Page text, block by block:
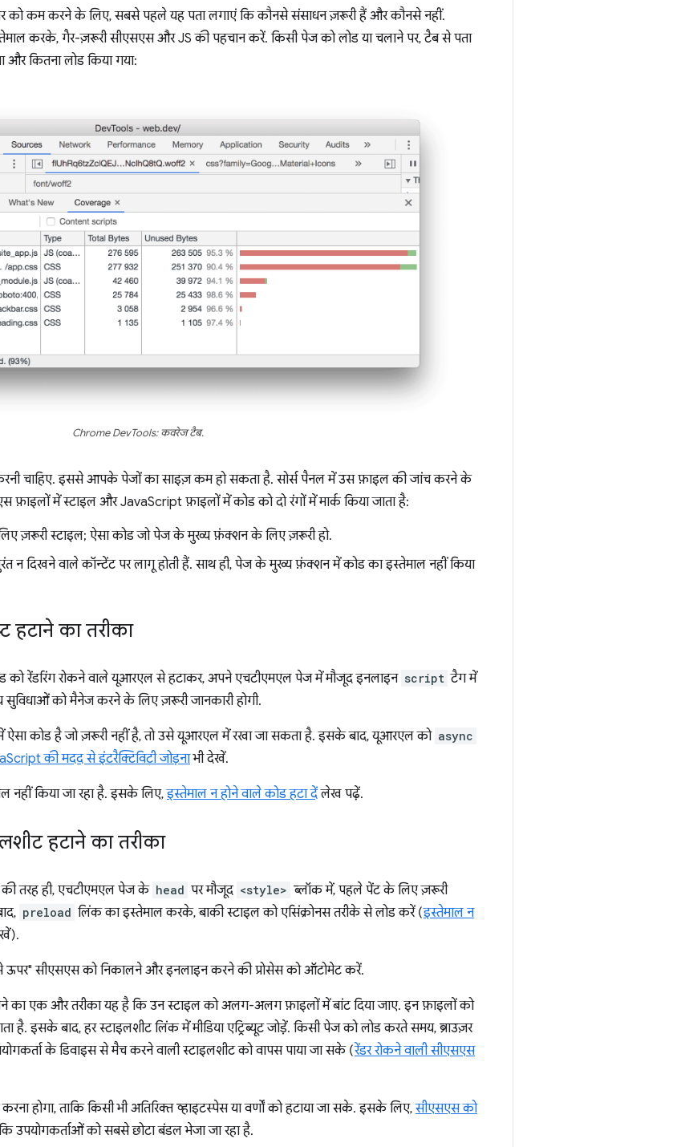
को कम करने के लिए, सबसे पहले यह पता लगाएं कि कौनसे संसाधन ज़रूरी हैं और कौनसे नहीं.
करके, गैर-ज़रूरी सीएसएस और JS की पहचान करें. किसी पेज को लोड या चलाने पर, टैब से पता
और कितना लोड किया गया:
Chrome DevTools: कवरेज टैब.
चाहिए. इससे आपके पेजों का साइज़ कम हो सकता है. सोर्स पैनल में उस फ़ाइल की जांच करने के
में स्टाइल और JavaScript फ़ाइलों में कोड को दो रंगों में मार्क किया जाता है:
ज़रूरी स्टाइल; ऐसा कोड जो पेज के मुख्य फ़ंक्शन के लिए ज़रूरी हो.
न दिखने वाले कॉन्टेंट पर लागू होती हैं. साथ ही, पेज के मुख्य फ़ंक्शन में कोड का इस्तेमाल नहीं किया
हटाने का तरीका
रेंडरिंग रोकने वाले यूआरएल से हटाकर, अपने एचटीएमएल पेज में मौजूद इनलाइन script टैग में
को मैनेज करने के लिए ज़रूरी जानकारी होगी.
कोड है जो ज़रूरी नहीं है, तो उसे यूआरएल में रखा जा सकता है. इसके बाद, यूआरएल को async
की मदद से इंटरैक्टिविटी जोड़नाभी देखें.
नहीं किया जा रहा है. इसके लिए,इस्तेमाल न होने वाले कोड हटा देंलेख पढ़ें.
हटाने का तरीका
तरह ही, एचटीएमएल पेज के head पर मौजूद <style> ब्लॉक में, पहले पेंट के लिए ज़रूरी
preload लिंक का इस्तेमाल करके, बाकी स्टाइल को एसिंक्रोनस तरीके से लोड करें (इस्तेमाल न
सीएसएस को निकालने और इनलाइन करने की प्रोसेस को ऑटोमेट करें.
का एक और तरीका यह है कि उन स्टाइल को अलग-अलग फ़ाइलों में बांट दिया जाए. इन फ़ाइलों को
है. इसके बाद, हर स्टाइलशीट लिंक में मीडिया एट्रिब्यूट जोड़ें. किसी पेज को लोड करते समय, ब्राउज़र
के डिवाइस से मैच करने वाली स्टाइलशीट को वापस पाया जा सके (रेंडर रोकने वाली सीएसएस
होगा, ताकि किसी भी अतिरिक्त व्हाइटस्पेस या वर्णों को हटाया जा सके. इसके लिए,सीएसएस को
उपयोगकर्ताओं को सबसे छोटा बंडल भेजा जा रहा है.